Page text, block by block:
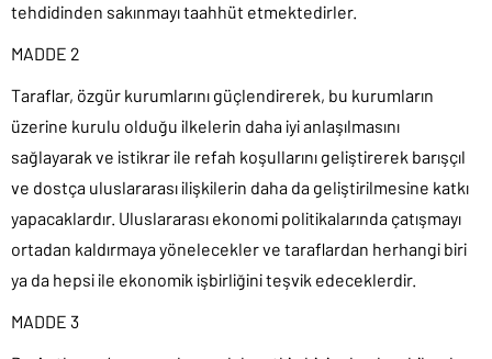
tehdidinden sakınmayı taahhüt etmektedirler.
MADDE 2
Taraflar, özgür kurumlarını güçlendirerek, bu kurumların
üzerine kurulu olduğu ilkelerin daha iyi anlaşılmasını
sağlayarak ve istikrar ile refah koşullarını geliştirerek barışçıl
ve dostça uluslararası ilişkilerin daha da geliştirilmesine katkı
yapacaklardır. Uluslararası ekonomi politikalarında çatışmayı
ortadan kaldırmaya yönelecekler ve taraflardan herhangi biri
ya da hepsi ile ekonomik işbirliğini teşvik edeceklerdir.
MADDE 3